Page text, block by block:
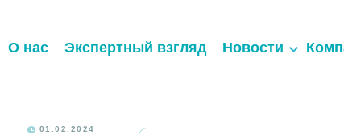
О нас Экспертный взгляд Новости
01.02.2024